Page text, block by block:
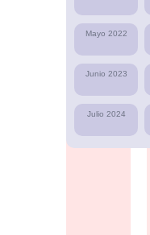
Mayo 2022
Junio 2023
Julio 2024